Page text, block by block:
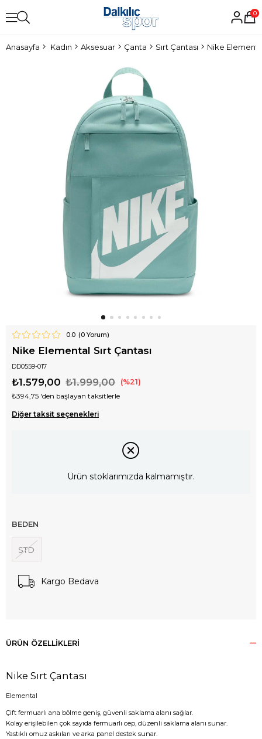
0
Anasayfa Kadın Aksesuar Çanta Sırt Çantası Nike
0.0 (0Yorum)
Nike Elemental Sırt Çantası
DD0559-017
₺1.999,00
₺1.579,00 21
₺394,75 'den başlayan taksitlerle
Diğer taksit seçenekleri
Ürün stoklarımızda kalmamıştır.
BEDEN
STD
Kargo Bedava
ÜRÜN ÖZELLIKLERI
Nike Sırt Çantası
Elemental
Çift fermuarlı ana bölme geniş, güvenli saklama alanı sağlar.
Kolay erişilebilen çok sayıda fermuarlı cep, düzenli saklama alanı sunar.
Yastıklı omuz askıları ve arka panel destek sunar.